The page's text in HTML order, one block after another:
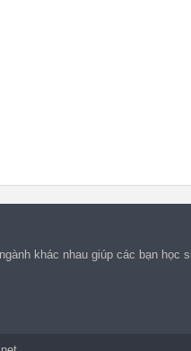
hóa” trong nội bộ” [1]. Với
luận điểm về Đảng trong
khác nhau giúp các bạn học